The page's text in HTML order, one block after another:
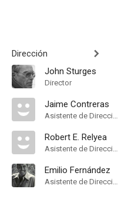
Dirección
John Sturges
Director
Jaime Contreras
Asistente de Dirección
Robert E. Relyea
Asistente de Dirección
Emilio Fernández
Asistente de Dirección